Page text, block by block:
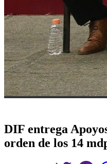
DIF entrega
orden de los 14